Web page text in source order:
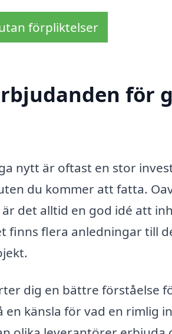
förpliktelser
för
nytt är oftast en stor
du kommer att fatta.
det alltid en god idé att
finns flera anledningar till
dig en bättre förståelse
känsla för vad en rimlig